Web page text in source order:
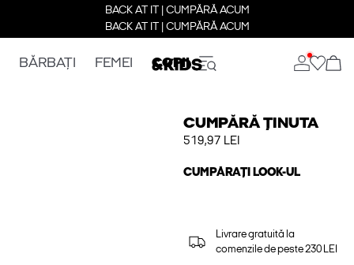
BACK AT IT | CUMPĂRĂ ACUM
BACK AT IT | CUMPĂRĂ ACUM
BĂRBAȚI FEMEI COPII
CUMPĂRĂ ȚINUTA
519,97 LEI
CUMPĂRAȚI LOOK-UL
Livrare gratuită la
comenzile de peste 230 LEI